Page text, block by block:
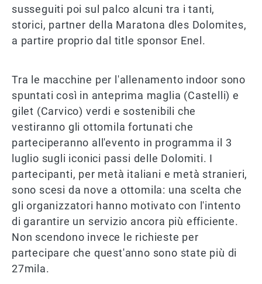
susseguiti poi sul palco alcuni tra i tanti,
storici, partner della Maratona dles Dolomites,
a partire proprio dal title sponsor Enel.
Tra le macchine per l'allenamento indoor sono
spuntati così in anteprima maglia (Castelli) e
gilet (Carvico) verdi e sostenibili che
vestiranno gli ottomila fortunati che
parteciperanno all'evento in programma il 3
luglio sugli iconici passi delle Dolomiti. I
partecipanti, per metà italiani e metà stranieri,
sono scesi da nove a ottomila: una scelta che
gli organizzatori hanno motivato con l'intento
di garantire un servizio ancora più efficiente.
Non scendono invece le richieste per
partecipare che quest'anno sono state più di
27mila.